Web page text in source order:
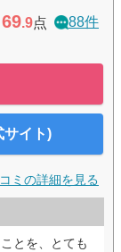
位
69.9点 88件
サイト)
ミの詳細を見る
とを、とても